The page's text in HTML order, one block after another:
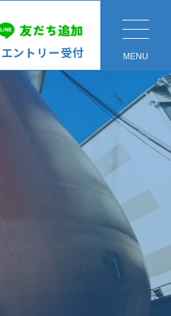
エントリー受付 MENU